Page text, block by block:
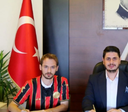
Sanat
Bölge
Teknoloji
Magazin